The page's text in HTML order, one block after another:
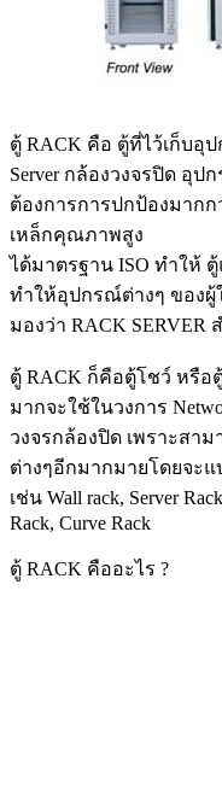
ตู้ RACK คือ ตู้ที่ไว้เก็บอุป
Server กล้องวงจรปิด อุป
ต้องการการปกป้องมากก
เหล็กคุณภาพสูง
ได้มาตรฐาน ISO ทำให้
ทำให้อุปกรณ์ต่างๆ ของผู้
มองว่า RACK SERVER
ตู้ RACK ก็คือตู้โชว์ หรือ
มากจะใช้ในวงการ
วงจรกล้องปิด เพราะสา
ต่างๆอีกมากมายโดยจะ
เช่น Wall rack, Server
Rack, Curve Rack
ตู้ RACK คืออะไร ?